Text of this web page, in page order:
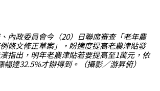
內政委員會今（20）日聯席審查「老年農
條文修正草案」，盼適度提高老農津貼發
指出，明年老農津貼若要提高至1萬元，依
達32.5%才辦得到。（攝影／游昇俯）